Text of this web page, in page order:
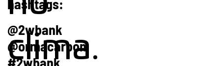
clima.
hashtags:
@2wbank
@ormacarbon
#2wbank